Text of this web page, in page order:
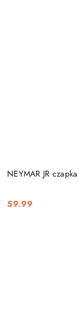
NEYMAR JR
Cena:
59.99